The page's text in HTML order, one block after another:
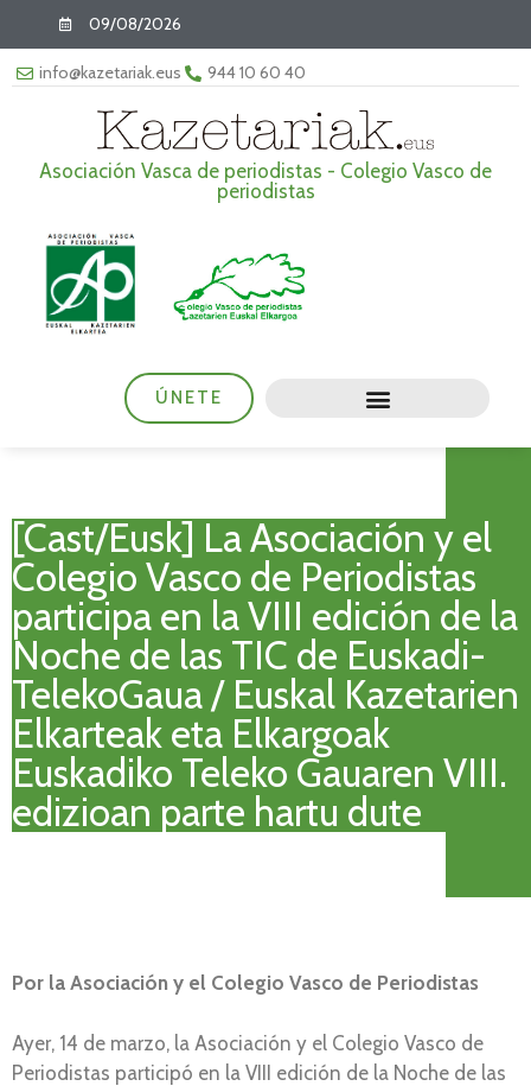
09/08/2026
info@kazetariak.eus 944 10 60 40
Asociación Vasca de periodistas - Colegio Vasco de
periodistas
ÚNETE
[Cast/Eusk] La Asociación y el
Colegio Vasco de Periodistas
participa en la VIII edición de la
Noche de las TIC de Euskadi-
TelekoGaua / Euskal Kazetarien
Elkarteak eta Elkargoak
Euskadiko Teleko Gauaren VIII.
edizioan parte hartu dute
Por la Asociación y el Colegio Vasco de Periodistas
Ayer, 14 de marzo, la Asociación y el Colegio Vasco de
Periodistas participó en la VIII edición de la Noche de las